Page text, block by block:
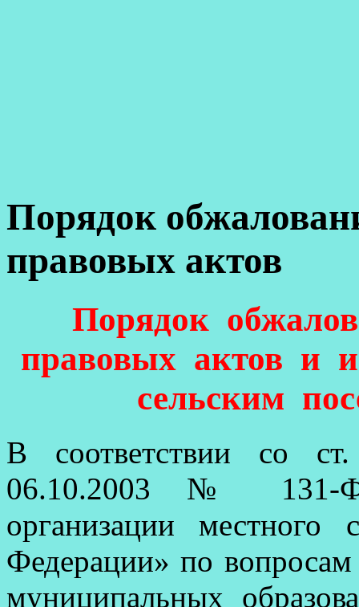
Порядок
правовых актов
Порядок
правовых актов и
сельским
В соответствии со
06.10.2003 № 131-
организации местного
Федерации» по вопросам
муниципальных